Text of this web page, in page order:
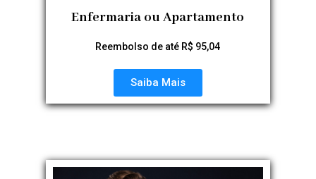
Enfermaria ou Apartamento
Reembolso de até R$ 95,04
Saiba Mais